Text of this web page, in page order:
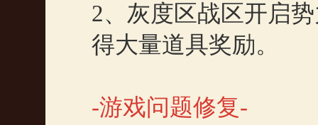
2、灰度区战区开启
得大量道具奖励。
-游戏问题修复-